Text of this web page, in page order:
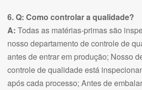
6. Q: Como controlar a qualidade?
A: Todas as matérias-primas são
nosso departamento de controle de
antes de entrar em produção; Nosso
controle de qualidade está
após cada processo; Antes de